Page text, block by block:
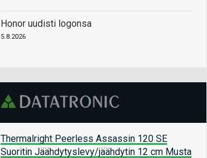
Honor uudisti logonsa
5.8.2026
Thermalright Peerless Assassin 120 SE
Suoritin Jäähdytyslevy/jäähdytin 12 cm Musta